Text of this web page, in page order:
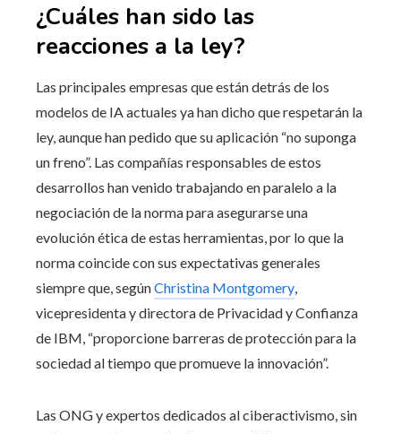
¿Cuáles han sido las
reacciones a la ley?
Las principales empresas que están detrás de los
modelos de IA actuales ya han dicho que respetarán la
ley, aunque han pedido que su aplicación “no suponga
un freno”. Las compañías responsables de estos
desarrollos han venido trabajando en paralelo a la
negociación de la norma para asegurarse una
evolución ética de estas herramientas, por lo que la
norma coincide con sus expectativas generales
siempre que, segúnChristina Montgomery,
vicepresidenta y directora de Privacidad y Confianza
de IBM, “proporcione barreras de protección para la
sociedad al tiempo que promueve la innovación”.
Las ONG y expertos dedicados al ciberactivismo, sin